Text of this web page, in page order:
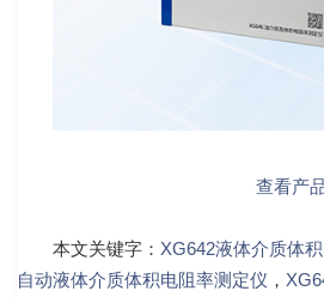
查看产
本文关键字： XG642液体介质体
自动液体介质体积电阻率测定仪 ，